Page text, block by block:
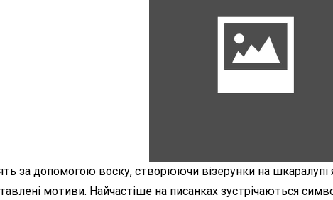
за допомогою воску, створюючи візерунки на
мотиви. Найчастіше на писанках зустрічаються